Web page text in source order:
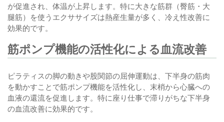
が促進され、体温が上昇します。特に大きな筋群（臀筋・大
腿筋）を使うエクササイズは熱産生量が多く、冷え性改善に
効果的です。
筋ポンプ機能の活性化による血流改善
ピラティスの脚の動きや股関節の屈伸運動は、下半身の筋肉
を動かすことで筋ポンプ機能を活性化し、末梢から心臓への
血液の還流を促進します。特に座り仕事で滞りがちな下半身
の血流改善に効果的です。